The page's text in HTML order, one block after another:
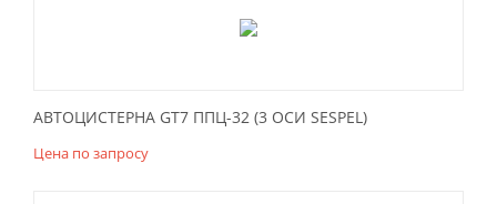
АВТОЦИСТЕРНА GT7 ППЦ-32 (3 ОСИ SESPEL)
Цена по запросу